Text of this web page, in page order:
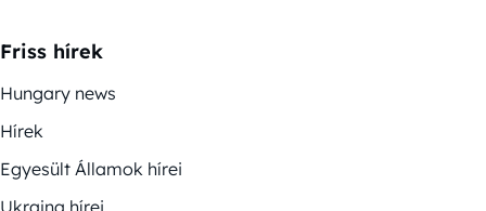
Friss hírek
Hungary news
Hírek
Egyesült Államok hírei
Ukrajna hírei